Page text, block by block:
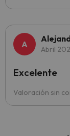
Abril
Valoración sin
Excelente